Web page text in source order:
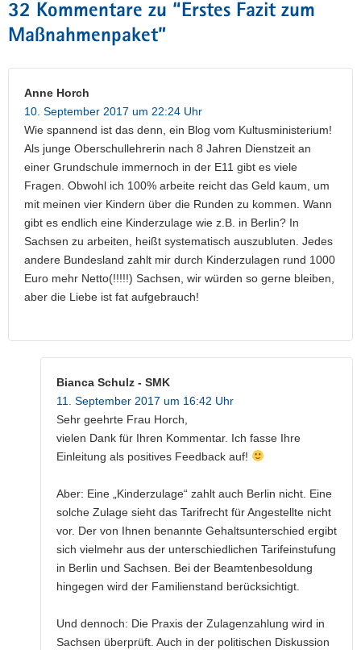
32 Kommentare zu “Erstes Fazit zum
Maßnahmenpaket”
Anne Horch
10. September 2017 um 22:24 Uhr
Wie spannend ist das denn, ein Blog vom Kultusministerium!
Als junge Oberschullehrerin nach 8 Jahren Dienstzeit an
einer Grundschule immernoch in der E11 gibt es viele
Fragen. Obwohl ich 100% arbeite reicht das Geld kaum, um
mit meinen vier Kindern über die Runden zu kommen. Wann
gibt es endlich eine Kinderzulage wie z.B. in Berlin? In
Sachsen zu arbeiten, heißt systematisch auszubluten. Jedes
andere Bundesland zahlt mir durch Kinderzulagen rund 1000
Euro mehr Netto(!!!!!) Sachsen, wir würden so gerne bleiben,
aber die Liebe ist fat aufgebrauch!
Bianca Schulz - SMK
11. September 2017 um 16:42 Uhr
Sehr geehrte Frau Horch,
vielen Dank für Ihren Kommentar. Ich fasse Ihre
Einleitung als positives Feedback auf!
Aber: Eine „Kinderzulage“ zahlt auch Berlin nicht. Eine
solche Zulage sieht das Tarifrecht für Angestellte nicht
vor. Der von Ihnen benannte Gehaltsunterschied ergibt
sich vielmehr aus der unterschiedlichen Tarifeinstufung
in Berlin und Sachsen. Bei der Beamtenbesoldung
hingegen wird der Familienstand berücksichtigt.
Und dennoch: Die Praxis der Zulagenzahlung wird in
Sachsen überprüft. Auch in der politischen Diskussion